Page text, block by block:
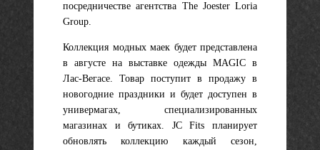
посредничестве агентства The Joester Loria
Group.
Коллекция модных маек будет представлена
в августе на выставке одежды MAGIC в
Лас-Вегасе. Товар поступит в продажу в
новогодние праздники и будет доступен в
универмагах, специализированных
магазинах и бутиках. JC Fits планирует
обновлять коллекцию каждый сезон,